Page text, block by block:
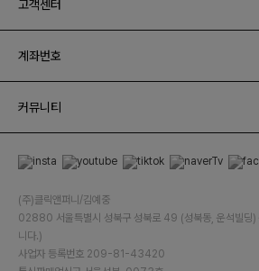
고객센터
계좌번호
커뮤니티
(주)클릭앤퍼니/김예중
02880 서울특별시 성북구 성북로 49 (성북동, 운석빌딩)
니다.)
사업자 등록번호 209-81-43420